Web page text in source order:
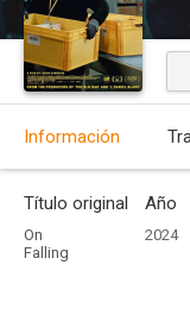
Información
Título original
On
Falling
Año
2024